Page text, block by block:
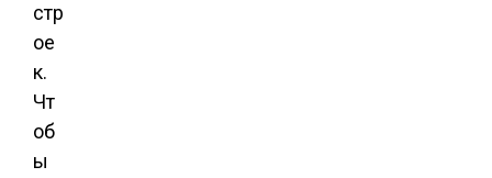
стр
ое
к.
Чт
об
ы